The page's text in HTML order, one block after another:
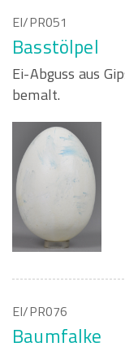
EI/PR051
Basstölpel
Ei-Abguss aus
bemalt.
EI/PR076
Baumfalke